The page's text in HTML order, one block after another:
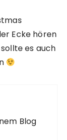
Ecke hören
es auch
Blog